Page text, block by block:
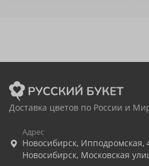
Доставка цветов по России и
Адрес
Новосибирск, Ипподромская,
Новосибирск, Московская